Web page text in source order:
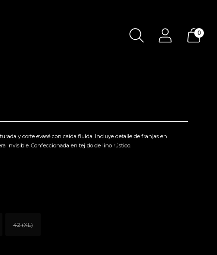
0
y corte evasé con caída fluida. Incluye detalle de franjas en
invisible. Confeccionada en tejido de lino rústico.
42 (XL)